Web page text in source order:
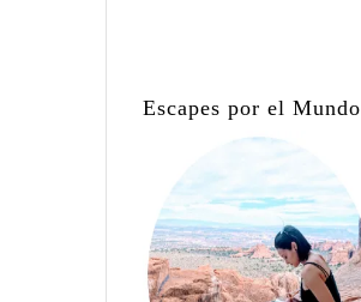
Escapes por el Mundo